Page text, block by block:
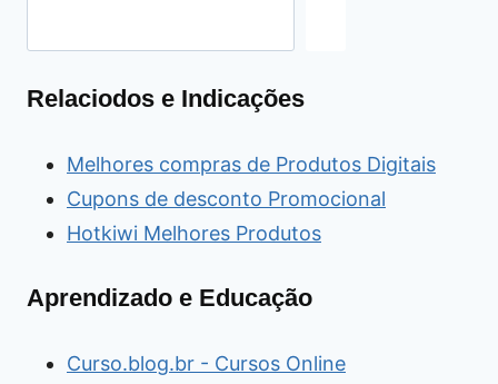
Relaciodos e Indicações
Melhores compras de Produtos Digitais
Cupons de desconto Promocional
Hotkiwi Melhores Produtos
Aprendizado e Educação
Curso.blog.br - Cursos Online